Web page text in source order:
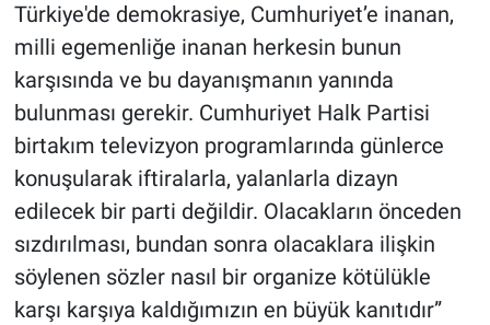
Türkiye'de demokrasiye, Cumhuriyet’e inanan,
milli egemenliğe inanan herkesin bunun
karşısında ve bu dayanışmanın yanında
bulunması gerekir. Cumhuriyet Halk Partisi
birtakım televizyon programlarında günlerce
konuşularak iftiralarla, yalanlarla dizayn
edilecek bir parti değildir. Olacakların önceden
sızdırılması, bundan sonra olacaklara ilişkin
söylenen sözler nasıl bir organize kötülükle
karşı karşıya kaldığımızın en büyük kanıtıdır”